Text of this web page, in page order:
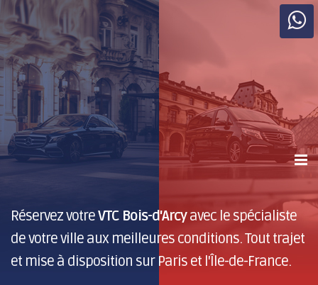
Réservez votreVTC Bois-d'Arcyavec le spécialiste
de votre ville aux meilleures conditions. Tout trajet
et mise à disposition sur Paris et l'Île-de-France.